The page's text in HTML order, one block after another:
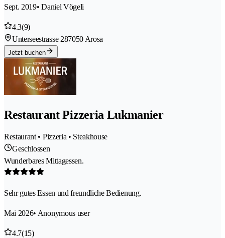
Sept. 2019• Daniel Vögeli
4.3(9)
Unterseestrasse 287050 Arosa
Jetzt buchen
Restaurant Pizzeria Lukmanier
Restaurant • Pizzeria • Steakhouse
Geschlossen
Wunderbares Mittagessen.
Sehr gutes Essen und freundliche Bedienung.
Mai 2026• Anonymous user
4.7(15)